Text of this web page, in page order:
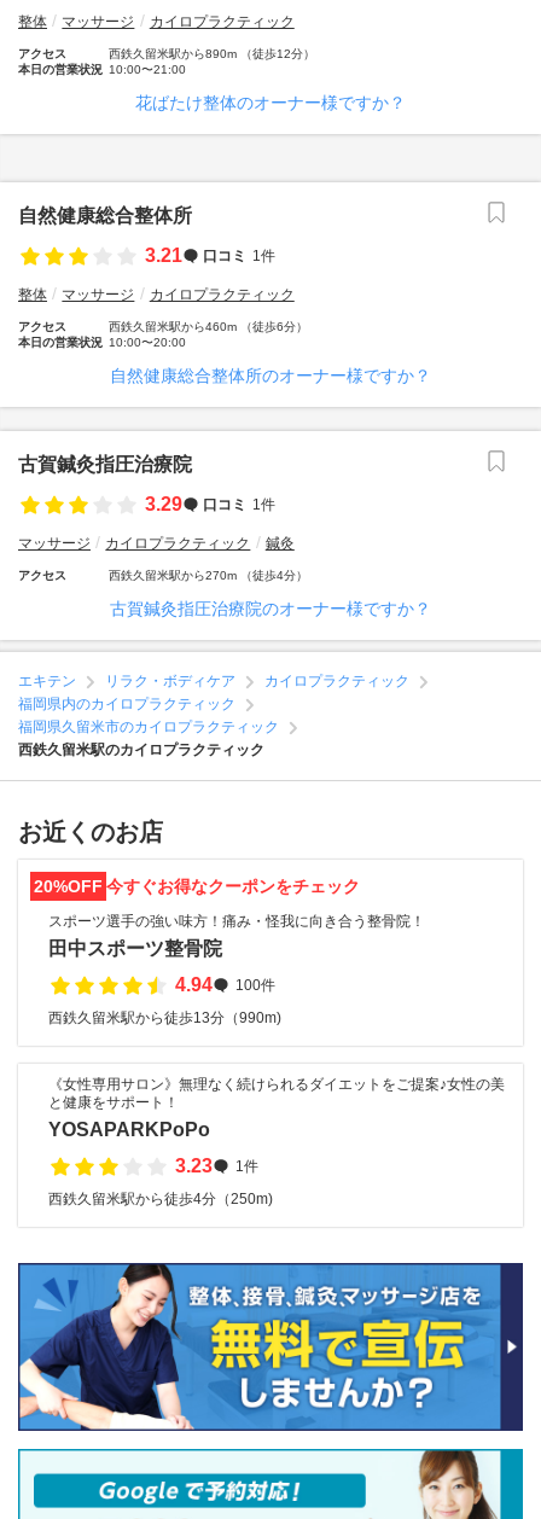
整体 マッサージ カイロプラクティック
アクセス
西鉄久留米駅から890m （徒歩12分）
本日の営業状況 10:00〜21:00
花ばたけ整体のオーナー様ですか？
自然健康総合整体所
3.21
口コミ 1件
整体 マッサージ カイロプラクティック
アクセス
西鉄久留米駅から460m （徒歩6分）
本日の営業状況 10:00〜20:00
自然健康総合整体所のオーナー様ですか？
古賀鍼灸指圧治療院
3.29
口コミ 1件
マッサージ カイロプラクティック 鍼灸
アクセス 西鉄久留米駅から270m （徒歩4分）
古賀鍼灸指圧治療院のオーナー様ですか？
エキテン リラク・ボディケア
カイロプラクティック
福岡県内のカイロプラクティック
福岡県久留米市のカイロプラクティック
西鉄久留米駅のカイロプラクティック
お近くのお店
20%OFF 今すぐお得なクーポンをチェック
スポーツ選手の強い味方！痛み・怪我に向き合う整骨院！
田中スポーツ整骨院
4.94
100件
西鉄久留米駅から徒歩13分（990m)
《女性専用サロン》無理なく続けられるダイエットをご提案♪女性の美
と健康をサポート！
YOSAPARKPoPo
3.23
1件
西鉄久留米駅から徒歩4分（250m)